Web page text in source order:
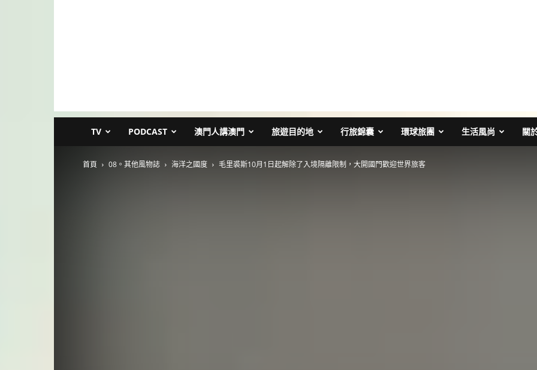
TV PODCAST 澳門人講澳門 旅遊目的地 行旅錦囊 環球旅團 生活風尚 關
首頁 08。其他風物誌 海洋之國度 毛里裘斯10月1日起解除了入境隔離限制，大開國門歡迎世界旅客